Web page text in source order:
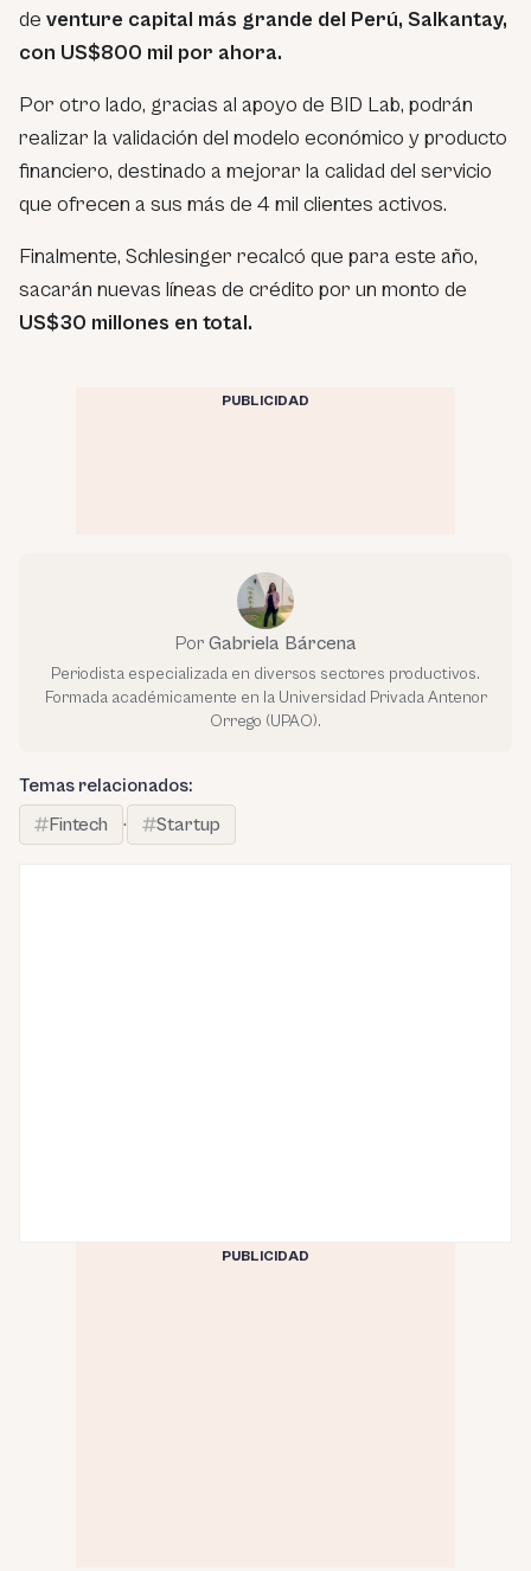
de venture capital más grande del Perú, Salkantay,
con US$800 mil por ahora.
Por otro lado, gracias al apoyo de BID Lab, podrán
realizar la validación del modelo económico y producto
financiero, destinado a mejorar la calidad del servicio
que ofrecen a sus más de 4 mil clientes activos.
Finalmente, Schlesinger recalcó que para este año,
sacarán nuevas líneas de crédito por un monto de
US$30 millones en total.
PUBLICIDAD
Por Gabriela Bárcena
Periodista especializada en diversos sectores productivos.
Formada académicamente en la Universidad Privada Antenor
Orrego (UPAO).
Temas relacionados:
Fintech
· Startup
PUBLICIDAD